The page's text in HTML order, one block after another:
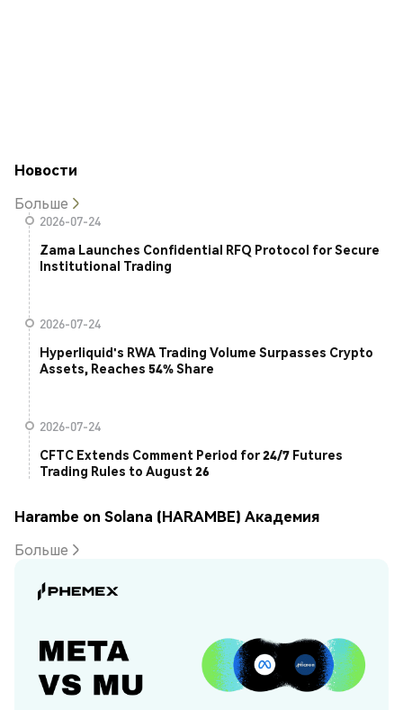
Новости
Больше
2026-07-24
Zama Launches Confidential RFQ Protocol for Secure
Institutional Trading
2026-07-24
Hyperliquid's RWA Trading Volume Surpasses Crypto
Assets, Reaches 54% Share
2026-07-24
CFTC Extends Comment Period for 24/7 Futures
Trading Rules to August 26
Harambe on Solana (HARAMBE) Академия
Больше